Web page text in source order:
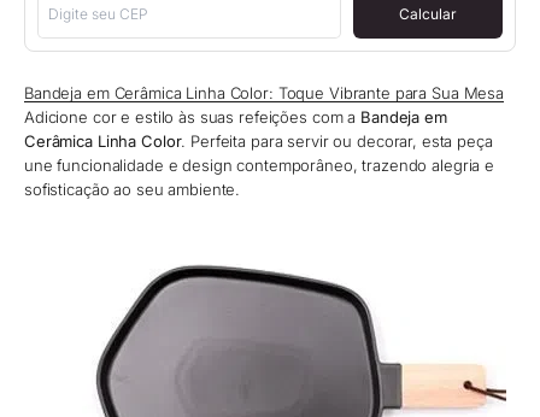
Calcular
Bandeja em Cerâmica Linha Color: Toque Vibrante para Sua Mesa
Adicione cor e estilo às suas refeições com a Bandeja em
Cerâmica Linha Color. Perfeita para servir ou decorar, esta peça
une funcionalidade e design contemporâneo, trazendo alegria e
sofisticação ao seu ambiente.